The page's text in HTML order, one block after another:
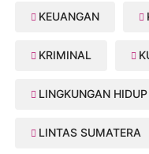
KEUANGAN
KRIMINAL
LINGKUNGAN HIDUP
LINTAS SUMATERA